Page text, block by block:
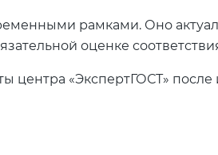
рамками. Оно
оценке
центра «ЭкспертГОСТ»